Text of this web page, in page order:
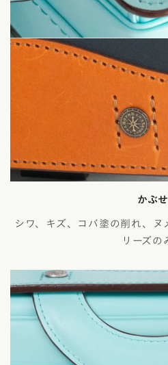
かぶせ
シワ、キズ、コバ塗の削れ、
リーズの